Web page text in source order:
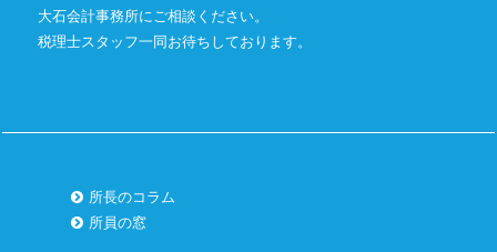
大石会計事務所にご相談ください。
税理士スタッフ一同お待ちしております。
所長のコラム
所員の窓